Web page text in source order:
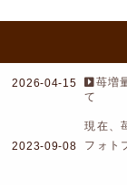
2026-04-15
苺増
て
現在、
2023-09-08
フォト